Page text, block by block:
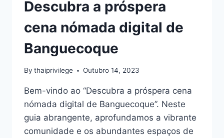
Descubra a próspera
cena nómada digital de
Banguecoque
By thaiprivilege Outubro 14, 2023
Bem-vindo ao “Descubra a próspera cena
nómada digital de Banguecoque”. Neste
guia abrangente, aprofundamos a vibrante
comunidade e os abundantes espaços de